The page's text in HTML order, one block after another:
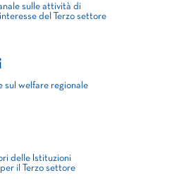
sulle attività di
del Terzo settore
sul welfare regionale
delle Istituzioni
il Terzo settore